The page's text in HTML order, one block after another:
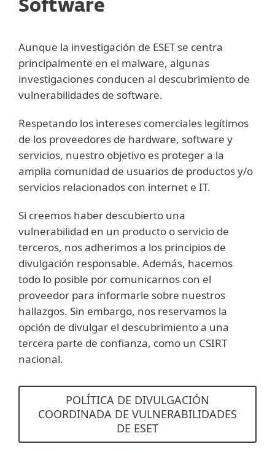
Software
Aunque la investigación de ESET se centra
principalmente en el malware, algunas
investigaciones conducen al descubrimiento de
vulnerabilidades de software.
Respetando los intereses comerciales legítimos
de los proveedores de hardware, software y
servicios, nuestro objetivo es proteger a la
amplia comunidad de usuarios de productos y/o
servicios relacionados con internet e IT.
Si creemos haber descubierto una
vulnerabilidad en un producto o servicio de
terceros, nos adherimos a los principios de
divulgación responsable. Además, hacemos
todo lo posible por comunicarnos con el
proveedor para informarle sobre nuestros
hallazgos. Sin embargo, nos reservamos la
opción de divulgar el descubrimiento a una
tercera parte de confianza, como un CSIRT
nacional.
POLÍTICA DE DIVULGACIÓN
COORDINADA DE VULNERABILIDADES
DE ESET